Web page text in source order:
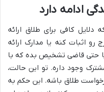
کافی برای طلاق ارائه
اثبات کنه یا مدارک ارائه
حتی قاضی تشخیص بده که با
وجود داره. تو این حالت،
طلاق باشه. این حکم به